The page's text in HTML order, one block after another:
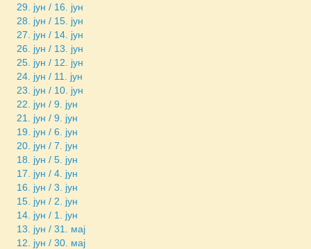
29. јун / 16. јун
28. јун / 15. јун
27. јун / 14. јун
26. јун / 13. јун
25. јун / 12. јун
24. јун / 11. јун
23. јун / 10. јун
22. јун / 9. јун
21. јун / 9. јун
19. јун / 6. јун
20. јун / 7. јун
18. јун / 5. јун
17. јун / 4. јун
16. јун / 3. јун
15. јун / 2. јун
14. јун / 1. јун
13. јун / 31. мај
12. јун / 30. мај